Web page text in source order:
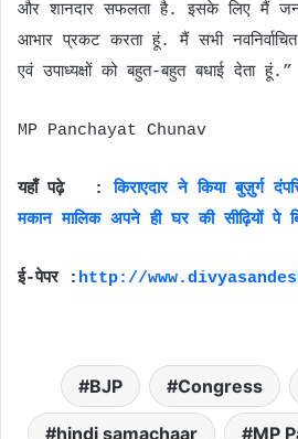
और शानदार सफलता है. इसके लिए मैं
आभार प्रकट करता हूं. मैं सभी
एवं उपाध्यक्षों को बहुत-बहुत बधाई देता हूं.”
MP Panchayat Chunav
यहाँ पढ़े :किराएदार ने किया बुज़ुर्ग
मकान मालिक अपने ही घर की सीढ़ियों पे
ई-पेपर : http://
BJP Congress
hindi samachaar MP